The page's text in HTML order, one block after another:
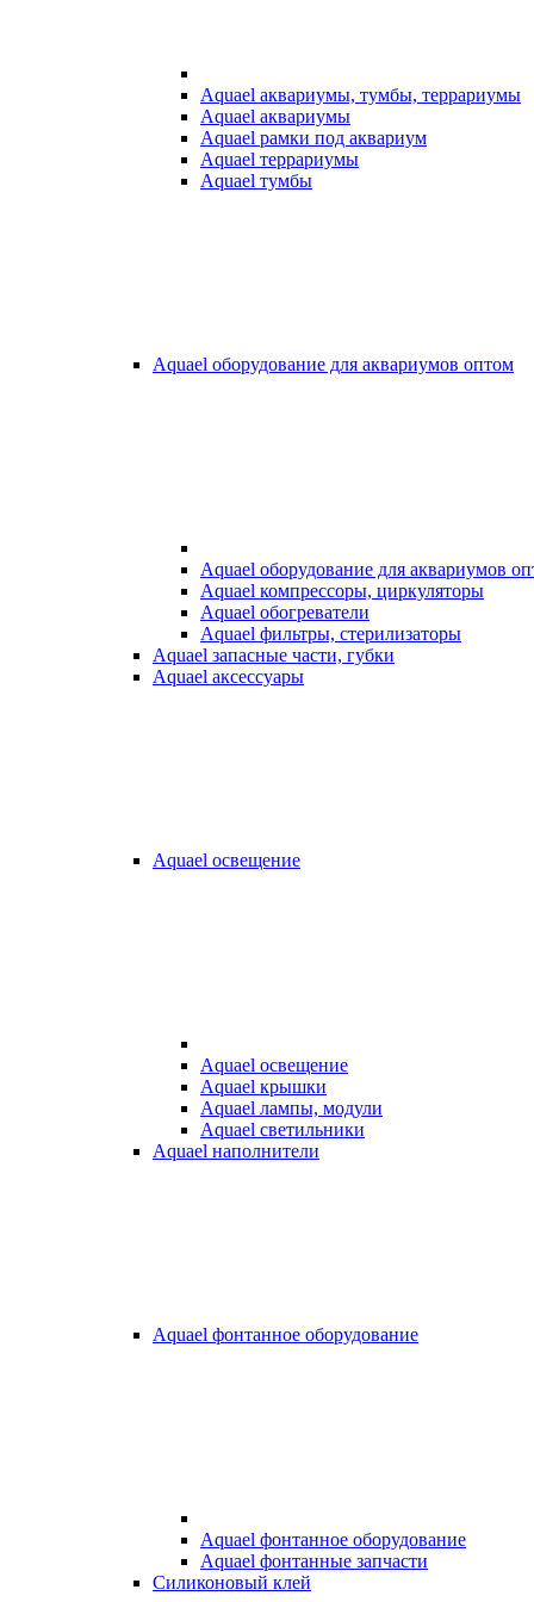
Aquael аквариумы, тумбы, террариумы
Aquael аквариумы
Aquael рамки под аквариум
Aquael террариумы
Aquael тумбы
Aquael оборудование для аквариумов оптом
Aquael оборудование для аквариумов
Aquael компрессоры, циркуляторы
Aquael обогреватели
Aquael фильтры, стерилизаторы
Aquael запасные части, губки
Aquael аксессуары
Aquael освещение
Aquael освещение
Aquael крышки
Aquael лампы, модули
Aquael светильники
Aquael наполнители
Aquael фонтанное оборудование
Aquael фонтанное оборудование
Aquael фонтанные запчасти
Силиконовый клей